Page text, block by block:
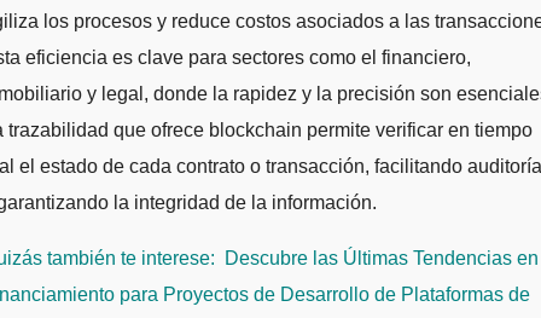
los procesos y reduce costos asociados a las
eficiencia es clave para sectores como el financiero,
y legal, donde la rapidez y la precisión son
trazabilidad que ofrece blockchain permite verificar en tiempo
el estado de cada contrato o transacción, facilitando
la integridad de la información.
también te interese:
Descubre las Últimas Tendencias en
para Proyectos de Desarrollo de Plataformas de